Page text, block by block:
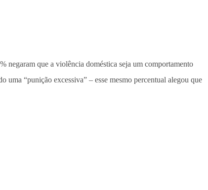
negaram que a violência doméstica seja um comportamento
“punição excessiva” – esse mesmo percentual alegou que